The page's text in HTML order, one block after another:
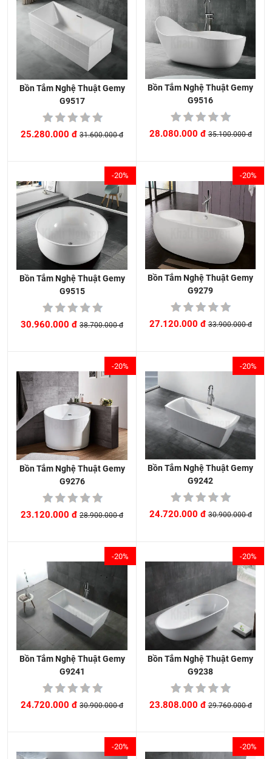
Bồn Tắm Nghệ Thuật Gemy
G9517
25.280.000 đ 31.600.000 đ
Bồn Tắm Nghệ Thuật Gemy
G9516
28.080.000 đ 35.100.000 đ
-20%
Bồn Tắm Nghệ Thuật Gemy
G9515
30.960.000 đ 38.700.000 đ
-20%
Bồn Tắm Nghệ Thuật Gemy
G9279
27.120.000 đ 33.900.000 đ
-20%
Bồn Tắm Nghệ Thuật Gemy
G9276
23.120.000 đ 28.900.000 đ
-20%
Bồn Tắm Nghệ Thuật Gemy
G9242
24.720.000 đ 30.900.000 đ
-20%
Bồn Tắm Nghệ Thuật Gemy
G9241
24.720.000 đ 30.900.000 đ
-20%
Bồn Tắm Nghệ Thuật Gemy
G9238
23.808.000 đ 29.760.000 đ
-20% -20%